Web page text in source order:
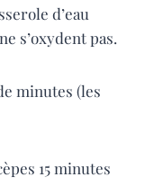
d’eau
s’oxydent pas.
minutes (les
15 minutes